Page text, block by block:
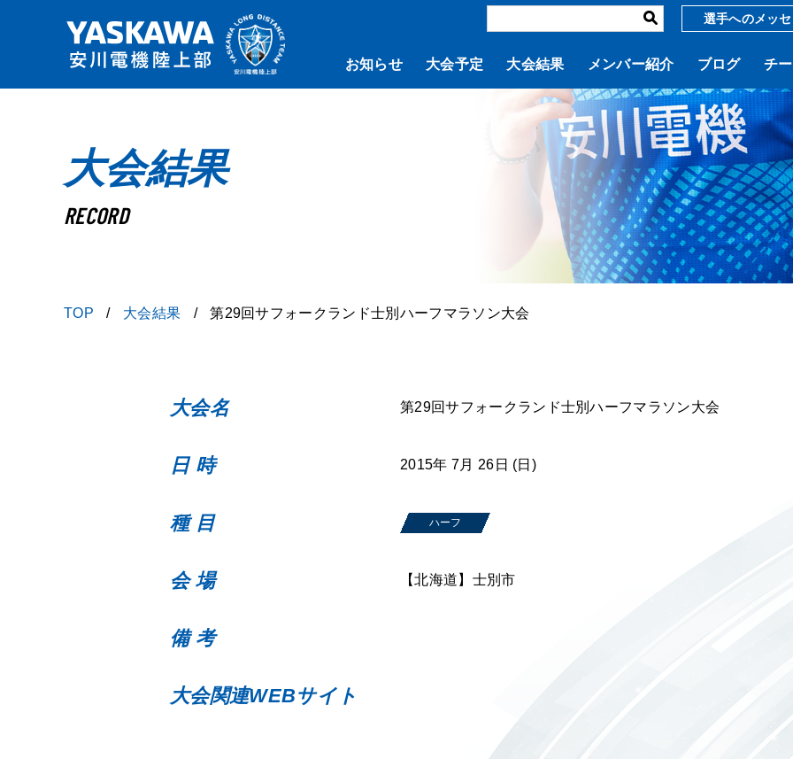
選手へのメッ
お知らせ 大会予定 大会結果 メンバー紹介 ブログ チ
大会結果
RECORD
TOP 大会結果 第29回サフォークランド士別ハーフマラソン大会
大会名 第29回サフォークランド士別ハーフマラソン大会
日 時 2015年 7月 26日 (日)
種 目 ハーフ
会 場 【北海道】士別市
備 考
大会関連WEBサイト